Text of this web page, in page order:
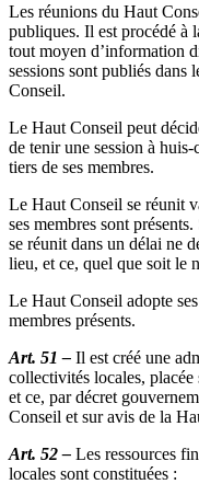
Les réunions du Haut
publiques. Il est procédé à
tout moyen d’information
sessions sont publiés
Conseil.
Le Haut Conseil peut
de tenir une session à
tiers de ses membres.
Le Haut Conseil se réunit
ses membres sont
se réunit dans un délai ne
lieu, et ce, quel que soit le
Le Haut Conseil adopte
membres présents.
Art. 51 – Il est créé une
collectivités locales,
et ce, par décret
Conseil et sur avis de la
Art. 52 – Les ressources
locales sont constituées :